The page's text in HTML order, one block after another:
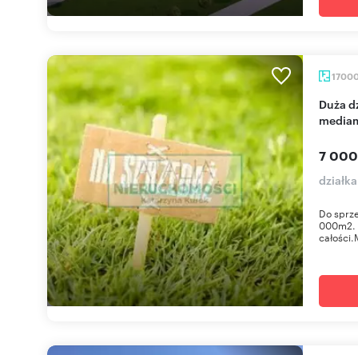
Duża działka inwestycyjna 17 000 m² z domem i
7
Do
000m2.